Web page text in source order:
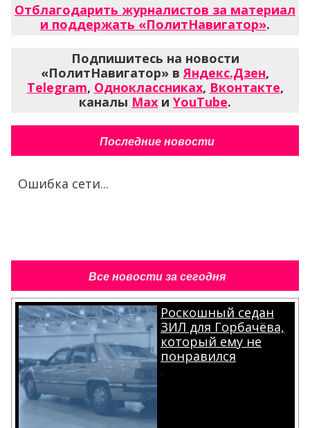
Отблагодарить журналистов за материал
и поддержать «ПолитНавигатор».
Подпишитесь на новости
«ПолитНавигатор» вЯндекс.Дзен,
Telegram, Одноклассниках, Вконтакте,
каналы Max и YouTube.
Последние новости
Ошибка сети...
Все новости за сегодня
Роскошный седан
ЗИЛ для Горбачёва,
который ему не
понравился
.